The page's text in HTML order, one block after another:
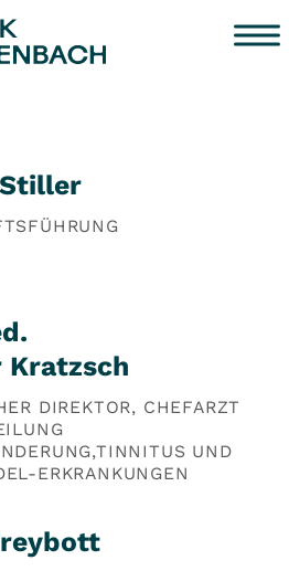
Kratzsch
DIREKTOR, CHEFARZT
UND
ERKRANKUNGEN